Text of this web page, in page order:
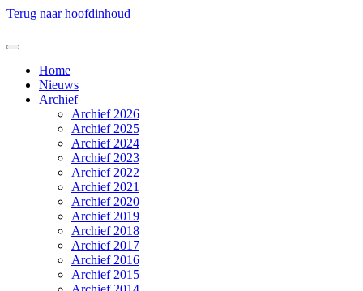
Terug naar hoofdinhoud
Home
Nieuws
Archief
Archief 2026
Archief 2025
Archief 2024
Archief 2023
Archief 2022
Archief 2021
Archief 2020
Archief 2019
Archief 2018
Archief 2017
Archief 2016
Archief 2015